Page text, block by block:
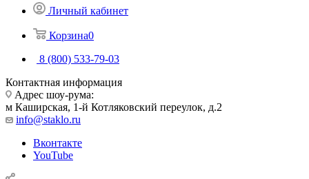
Личный кабинет
Корзина0
8 (800) 533-79-03
Контактная информация
Адрес шоу-рума:
м Каширская, 1-й Котляковский переулок, д.2
info@staklo.ru
Вконтакте
YouTube